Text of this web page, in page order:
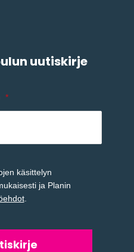
uutiskirje
*
käsittelyn
ja Planin
.